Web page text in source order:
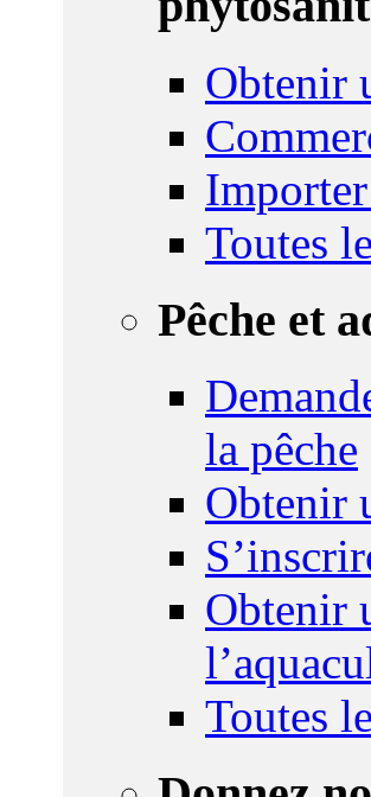
Obtenir
Toutes
Pêche et
la pêche
Obtenir
Obtenir
Toutes